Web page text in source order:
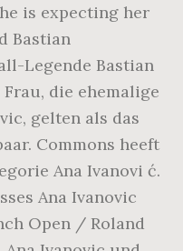
is expecting her
Bastian
Legende Bastian
die ehemalige
gelten als das
Commons heeft
Ana Ivanovi ć.
Ana Ivanovic
Open / Roland